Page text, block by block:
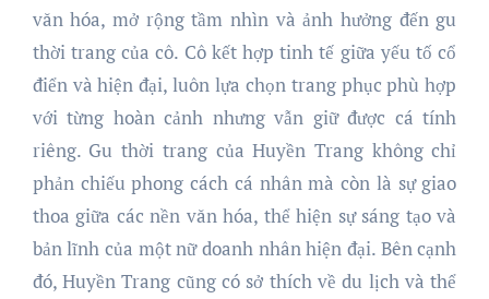
văn hóa, mở rộng tầm nhìn và ảnh hưởng đến gu
thời trang của cô. Cô kết hợp tinh tế giữa yếu tố cổ
điển và hiện đại, luôn lựa chọn trang phục phù hợp
với từng hoàn cảnh nhưng vẫn giữ được cá tính
riêng. Gu thời trang của Huyền Trang không chỉ
phản chiếu phong cách cá nhân mà còn là sự giao
thoa giữa các nền văn hóa, thể hiện sự sáng tạo và
bản lĩnh của một nữ doanh nhân hiện đại. Bên cạnh
đó, Huyền Trang cũng có sở thích về du lịch và thể